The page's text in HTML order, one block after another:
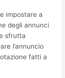
impostare a
degli annunci
sfrutta
l’annuncio
fatti a